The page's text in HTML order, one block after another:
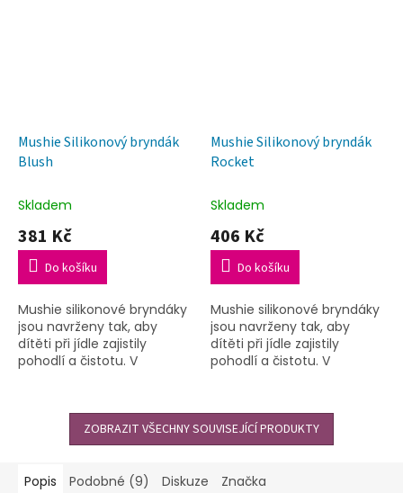
Mushie Silikonový bryndák
Blush
Skladem
381 Kč
Do košíku
Mushie silikonové bryndáky
jsou navrženy tak, aby
dítěti při jídle zajistily
pohodlí a čistotu. V
vás i pro vaše děťátko
lahůdkou a...
Mushie Silikonový bryndák
Rocket
Skladem
406 Kč
Do košíku
Mushie silikonové bryndáky
jsou navrženy tak, aby
dítěti při jídle zajistily
pohodlí a čistotu. V
vás i pro vaše děťátko
lahůdkou a...
ZOBRAZIT VŠECHNY SOUVISEJÍCÍ PRODUKTY
Popis Podobné (9) Diskuze Značka